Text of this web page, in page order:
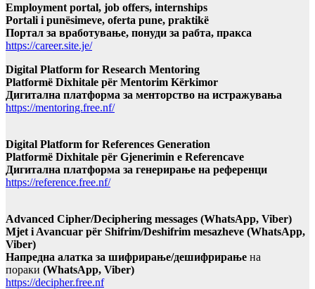
Employment portal, job offers, internships
Portali i punësimeve, oferta pune, praktikë
Портал за вработување, понуди за рабта, пракса
https://career.site.je/
Digital Platform for Research Mentoring
Platformë Dixhitale për Mentorim Kërkimor
Дигитална платформа за менторство на истражувања
https://mentoring.free.nf/
Digital Platform for References Generation
Platformë Dixhitale për Gjenerimin e Referencave
Дигитална платформа за генерирање на референци
https://reference.free.nf/
Advanced Cipher/Deciphering messages (WhatsApp, Viber)
Mjet i Avancuar për Shifrim/Deshifrim mesazheve (WhatsApp,
Viber)
Напредна алатка за шифрирање/дешифрирање на
пораки (WhatsApp, Viber)
https://decipher.free.nf